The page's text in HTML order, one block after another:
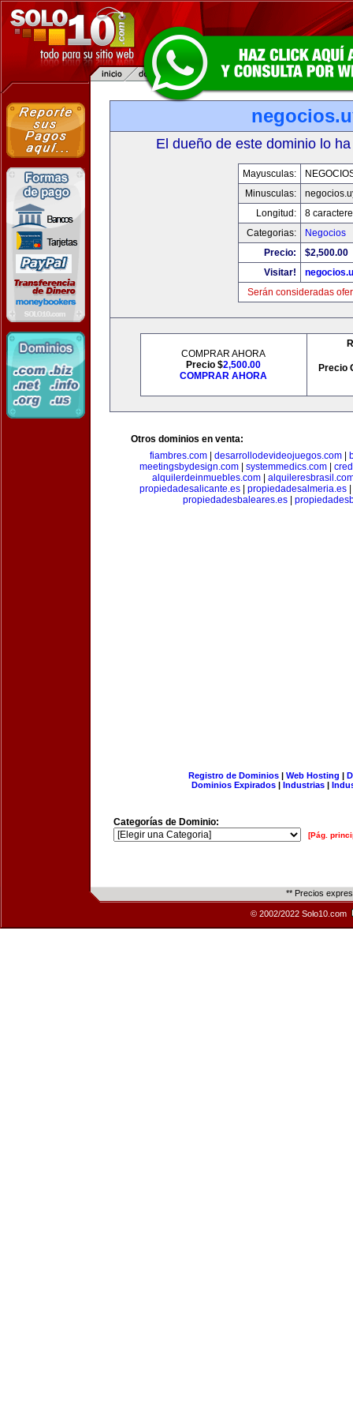
El dueño de este dominio lo
Mayusculas:
Minusculas:
Longitud:
8
Categorias:
Negocios
Precio:
$2,500.00
Visitar!
Serán consideradas
COMPRAR AHORA
Precio $2,500.00
COMPRAR AHORA
Precio
Otros dominios en venta:
fiambres.com| desarrollodevideojuegos.com|
meetingsbydesign.com| systemmedics.com|
alquilerdeinmuebles.com|
propiedadesalicante.es| propiedadesalmeria.es|
propiedadesbaleares.es
Registro de Dominios| Web Hosting |
Dominios Expirados | Industrias |
Categorías de Dominio:
[Pág.
** Precios
© 2002/2022 Solo10.com